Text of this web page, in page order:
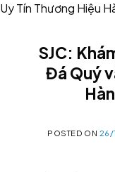
Uy Tín Thương Hiệu
SJC:
Đá Quý
POSTED ON